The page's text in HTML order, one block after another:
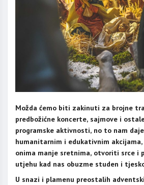
Možda ćemo biti zakinuti za brojne
predbožićne koncerte, sajmove i
programske aktivnosti, no to nam
humanitarnim i edukativnim
onima manje sretnima, otvoriti srce i
utjehu kad nas obuzme studen i
U snazi i plamenu preostalih